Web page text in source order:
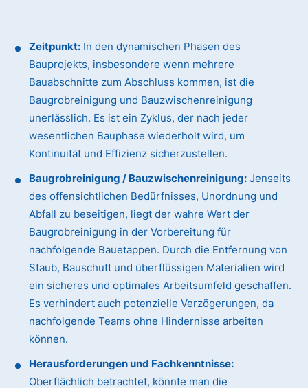
Zeitpunkt: In den dynamischen Phasen des
Bauprojekts, insbesondere wenn mehrere
Bauabschnitte zum Abschluss kommen, ist die
Baugrobreinigung und Bauzwischenreinigung
unerlässlich. Es ist ein Zyklus, der nach jeder
wesentlichen Bauphase wiederholt wird, um
Kontinuität und Effizienz sicherzustellen.
Baugrobreinigung / Bauzwischenreinigung: Jenseits
des offensichtlichen Bedürfnisses, Unordnung und
Abfall zu beseitigen, liegt der wahre Wert der
Baugrobreinigung in der Vorbereitung für
nachfolgende Bauetappen. Durch die Entfernung von
Staub, Bauschutt und überflüssigen Materialien wird
ein sicheres und optimales Arbeitsumfeld geschaffen.
Es verhindert auch potenzielle Verzögerungen, da
nachfolgende Teams ohne Hindernisse arbeiten
können.
Herausforderungen und Fachkenntnisse:
Oberflächlich betrachtet, könnte man die